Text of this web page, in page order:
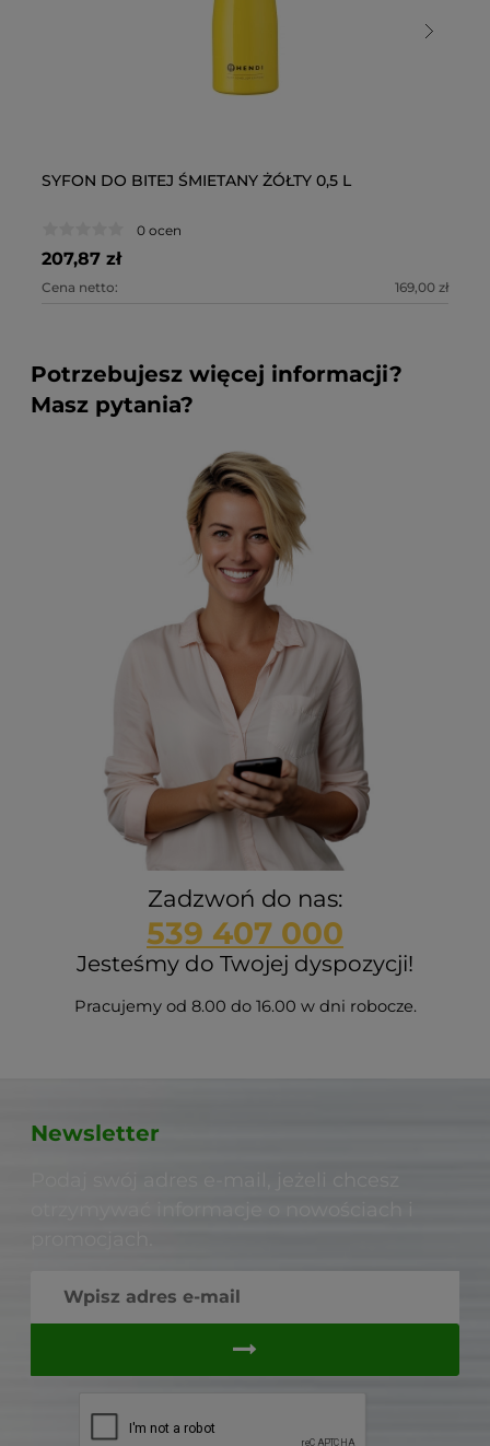
SYFON DO BITEJ ŚMIETANY ŻÓŁTY 0,5 L
0 ocen
207,87 zł
Cena netto: 169,00 zł
Potrzebujesz więcej informacji?
Masz pytania?
Zadzwoń do nas:
539 407 000
Jesteśmy do Twojej dyspozycji!
Pracujemy od 8.00 do 16.00 w dni robocze.
Newsletter